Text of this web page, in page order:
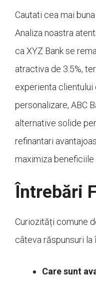
Cautati cea mai
Analiza noastra
ca XYZ Bank se
atractiva de 3.5%,
experienta clientului
personalizare, ABC
alternative solide
refinantari
maximiza beneficiile
Întrebări
Curiozități comune
câteva răspunsuri
Care sunt